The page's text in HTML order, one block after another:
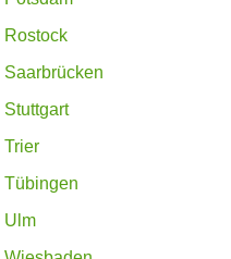
Rostock
Saarbrücken
Stuttgart
Trier
Tübingen
Ulm